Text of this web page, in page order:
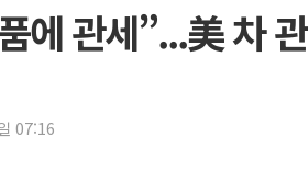
뉴욕증시 프리뷰, 美 고용
[종합] 美 7월 고용 2만
뉴욕증시 개장 전 특징주
보훈부, 미 DPAA와
트럼프 "금리 내려야"…파월
에 관세”...美 차
07:16